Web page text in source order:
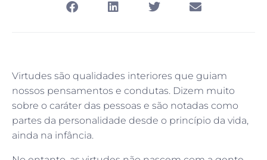
Virtudes são qualidades interiores que guiam
nossos pensamentos e condutas. Dizem muito
sobre o caráter das pessoas e são notadas como
partes da personalidade desde o princípio da vida,
ainda na infância.